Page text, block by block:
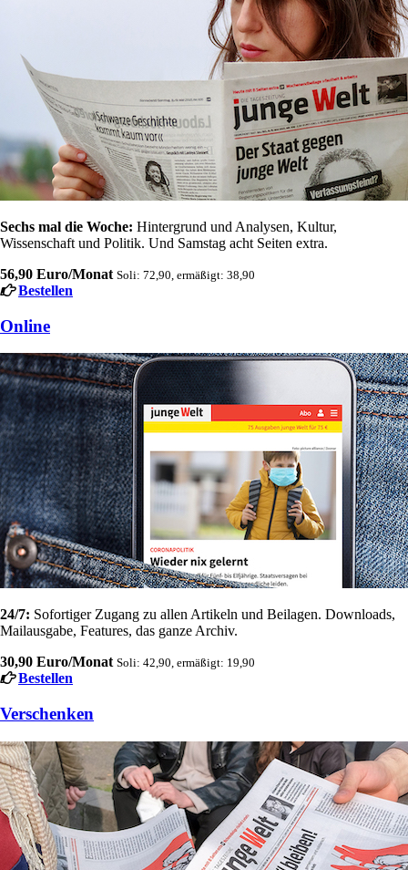
Sechs mal die Woche: Hintergrund und Analysen, Kultur,
Wissenschaft und Politik. Und Samstag acht Seiten extra.
56,90 Euro/Monat Soli: 72,90, ermäßigt: 38,90
Bestellen
Online
24/7: Sofortiger Zugang zu allen Artikeln und Beilagen. Downloads,
Mailausgabe, Features, das ganze Archiv.
30,90 Euro/Monat Soli: 42,90, ermäßigt: 19,90
Bestellen
Verschenken